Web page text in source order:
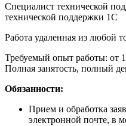
Специалист технической
технической поддержки 1С
Работа удаленная из любой
Требуемый опыт работы: от 1
Полная занятость, полный
Обязанности:
Прием и обработка
электронной почте, в